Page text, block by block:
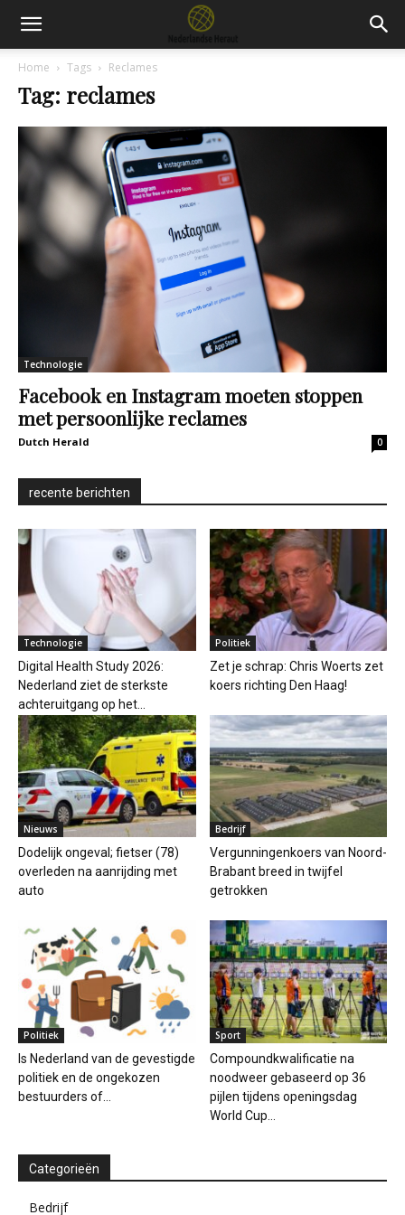
Home Tags Reclames
Tag: reclames
Technologie
Facebook en Instagram moeten stoppen
met persoonlijke reclames
Dutch Herald 0
recente berichten
Technologie
Digital Health Study 2026:
Nederland ziet de sterkste
achteruitgang op het...
Politiek
Zet je schrap: Chris Woerts zet
koers richting Den Haag!
Nieuws
Dodelijk ongeval; fietser (78)
overleden na aanrijding met
auto
Bedrijf
Vergunningenkoers van Noord-
Brabant breed in twijfel
getrokken
Politiek
Is Nederland van de gevestigde
politiek en de ongekozen
bestuurders of...
Sport
Compoundkwalificatie na
noodweer gebaseerd op 36
pijlen tijdens openingsdag
World Cup...
Categorieën
Bedrijf